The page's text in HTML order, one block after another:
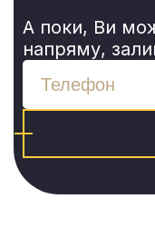
А поки, Ви
напряму,